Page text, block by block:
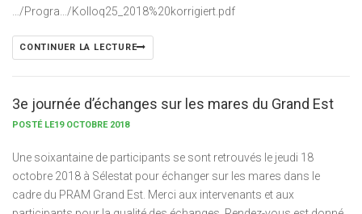
…/Progra…/Kolloq25_2018%20korrigiert.pdf
CONTINUER LA LECTURE
3e journée d’échanges sur les mares du Grand Est
POSTÉ LE19 OCTOBRE 2018
Une soixantaine de participants se sont retrouvés le jeudi 18
octobre 2018 à Sélestat pour échanger sur les mares dans le
cadre du PRAM Grand Est. Merci aux intervenants et aux